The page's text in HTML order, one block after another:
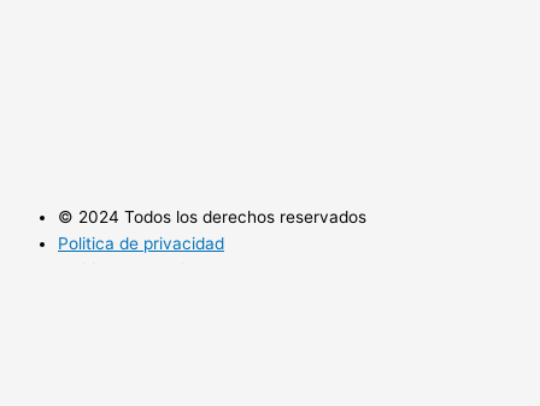
© 2024 Todos los derechos reservados
Politica de privacidad
Politica de cookies